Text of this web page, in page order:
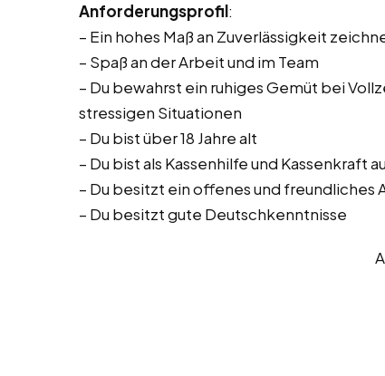
Anforderungsprofil:
– Ein hohes Maß an Zuverlässigkeit
– Spaß an der Arbeit und im Team
– Du bewahrst ein ruhiges Gemüt bei
stressigen Situationen
– Du bist über 18 Jahre alt
– Du bist als Kassenhilfe und
– Du besitzt ein offenes und freundliches
– Du besitzt gute Deutschkenntnisse